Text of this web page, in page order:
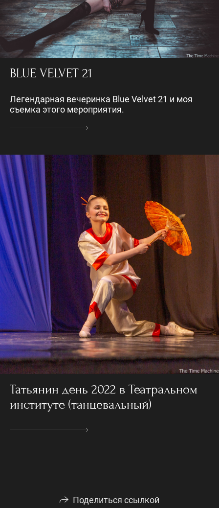
BLUE VELVET 21
Легендарная вечеринка Blue Velvet 21 и моя
съемка этого мероприятия.
Татьянин день 2022 в Театральном
институте (танцевальный)
Поделиться ссылкой